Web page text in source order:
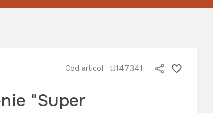
Cod articol: U147341
"Super